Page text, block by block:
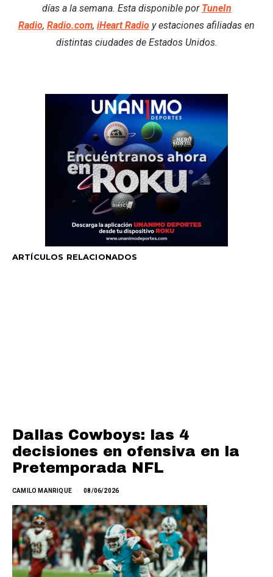
días a la semana. Esta disponible por TuneIn
Radio, Radio.com, iHeart Radio y estaciones afiliadas en
distintas ciudades de Estados Unidos.
ARTÍCULOS RELACIONADOS
Dallas Cowboys: las 4
decisiones en ofensiva en la
Pretemporada NFL
CAMILO MANRIQUE 08/06/2026